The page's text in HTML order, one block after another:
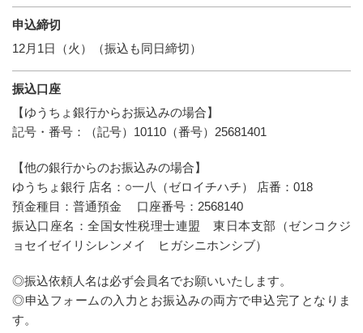
申込締切
12月1日（火）（振込も同日締切）
振込口座
【ゆうちょ銀行からお振込みの場合】
記号・番号：（記号）10110（番号）25681401
【他の銀行からのお振込みの場合】
ゆうちょ銀行 店名：○一八（ゼロイチハチ） 店番：018
預金種目：普通預金 口座番号：2568140
振込口座名：全国女性税理士連盟 東日本支部 （ゼンコクジ
ョセイゼイリシレンメイ ヒガシニホンシブ）
◎振込依頼人名は必ず会員名でお願いいたします。
◎申込フォームの入力とお振込みの両方で申込完了となりま
す。